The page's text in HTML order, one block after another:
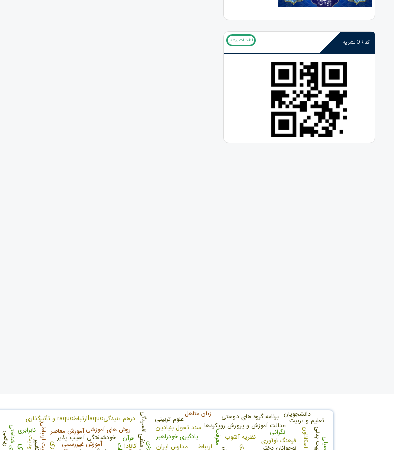
کد QR نشریه اطلاعات بیشتر
خودشیفتگی آسیب پذیر
آموزش غیررسمی خطای شناختی آموزش معاصر روش های آموزشی
مدارس ایران
یادگیری خودراهبر
درهم تنیدگیlaquoارتباطraquo و تأثیرگذاری
ریاضی ارتباط
معرفت
سند تحول بنیادین
نوجوانان دختر
علوم تربیتی
نظریه آشوب
عدالت آموزش و پرورش رویکردها
برنامه گروه های دوستی
فرهنگ نوآوری
تعلیم و تربیت
تربیت بدنی کانادا
نگرانی
دانشجویان
نابرابری
افسردگی زنان متاهل
قرآن